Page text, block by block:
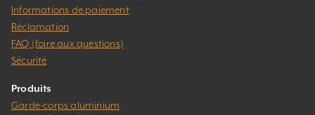
Informations de paiement
Réclamation
FAQ (foire aux questions)
Sécurité
Produits
Garde-corps aluminium